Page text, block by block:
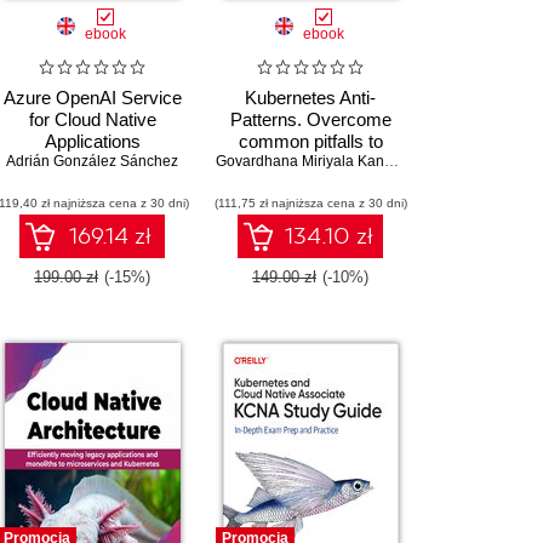
,Johan Vanneuville,Scott Manchester
ebook
Azure OpenAI Service
for Cloud Native
Applications
Adrián González Sánchez
zł najniższa cena z 30 dni)
169.14 zł
199.00 zł (-15%)
ebook
Kubernetes Anti-
Patterns. Overcome
common pitfalls to
achieve optimal
flawless Kubernetes
ecosystem
Govardhana Miriyala Kannaiah
(111,75 zł najniższa cena z 30 dni)
134.10 zł
149.00 zł (-10%)
Promocja Promocja